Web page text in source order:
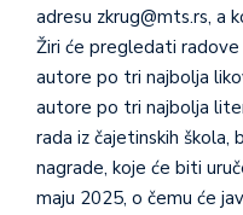
adresu zkrug@mts.rs, a
Žiri će pregledati
autore po tri najbolja
autore po tri najbolja
rada iz čajetinskih
nagrade, koje će biti
maju 2025, o čemu će